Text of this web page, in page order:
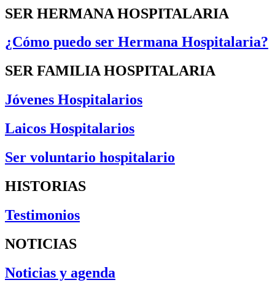
SER HERMANA HOSPITALARIA
¿Cómo puedo ser Hermana Hospitalaria?
SER FAMILIA HOSPITALARIA
Jóvenes Hospitalarios
Laicos Hospitalarios
Ser voluntario hospitalario
HISTORIAS
Testimonios
NOTICIAS
Noticias y agenda